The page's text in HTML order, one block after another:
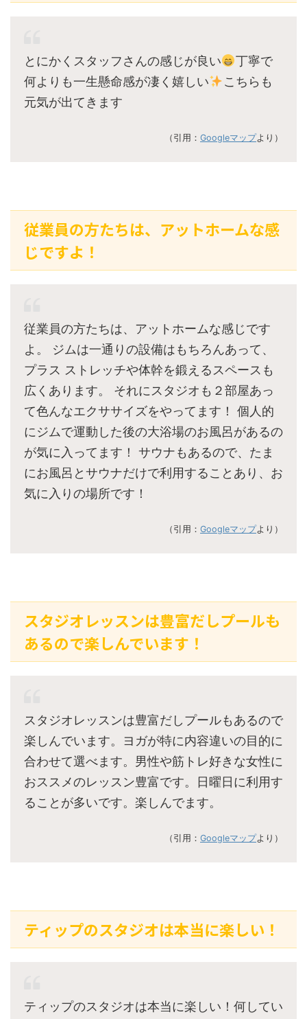
とにかくスタッフさんの感じが良い
丁寧で
何よりも一生懸命感が凄く嬉しい
こちらも
元気が出てきます
（引用： Googleマップより）
従業員の方たちは、アットホームな感
じですよ！
従業員の方たちは、アットホームな感じです
よ。 ジムは一通りの設備はもちろんあって、
プラス ストレッチや体幹を鍛えるスペースも
広くあります。 それにスタジオも２部屋あっ
て色んなエクササイズをやってます！ 個人的
にジムで運動した後の大浴場のお風呂があるの
が気に入ってます！ サウナもあるので、たま
にお風呂とサウナだけで利用することあり、お
気に入りの場所です！
（引用： Googleマップより）
スタジオレッスンは豊富だしプールも
あるので楽しんでいます！
スタジオレッスンは豊富だしプールもあるので
楽しんでいます。ヨガが特に内容違いの目的に
合わせて選べます。男性や筋トレ好きな女性に
おススメのレッスン豊富です。日曜日に利用す
ることが多いです。楽しんでます。
（引用： Googleマップより）
ティップのスタジオは本当に楽しい！
ティップのスタジオは本当に楽しい！何してい